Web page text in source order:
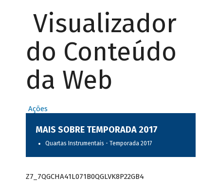
Visualizador
do Conteúdo
da Web
Ações
MAIS SOBRE TEMPORADA 2017
Quartas Instrumentais - Temporada 2017
Z7_7QGCHA41L071B0QGLVK8P22GB4